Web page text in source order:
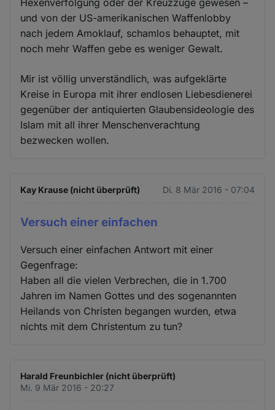
und von der US-amerikanischen Waffenlobby
nach jedem Amoklauf, schamlos behauptet, mit
noch mehr Waffen gebe es weniger Gewalt.
Mir ist völlig unverständlich, was aufgeklärte
Kreise in Europa mit ihrer endlosen Liebesdienerei
gegenüber der antiquierten Glaubensideologie des
Islam mit all ihrer Menschenverachtung
bezwecken wollen.
Kay Krause (nicht überprüft) Di. 8 Mär 2016 - 07:04
Versuch einer einfachen
Versuch einer einfachen Antwort mit einer
Gegenfrage:
Haben all die vielen Verbrechen, die in 1.700
Jahren im Namen Gottes und des sogenannten
Heilands von Christen begangen wurden, etwa
nichts mit dem Christentum zu tun?
Harald Freunbichler (nicht überprüft)
Mi. 9 Mär 2016 - 20:27